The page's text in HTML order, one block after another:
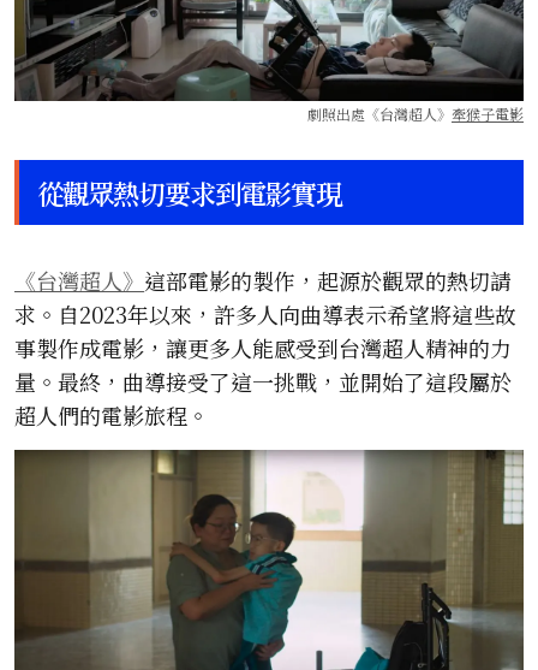
劇照出處《台灣超人》 牽猴子電影
從觀眾熱切要求到電影實現
《台灣超人》 這部電影的製作，起源於觀眾的熱切請
求。自2023年以來，許多人向曲導表示希望將這些故
事製作成電影，讓更多人能感受到台灣超人精神的力
量。最終，曲導接受了這一挑戰，並開始了這段屬於
超人們的電影旅程。